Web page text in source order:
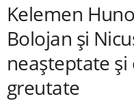
Kelemen
Bolojan și
neașteptate și
greutate